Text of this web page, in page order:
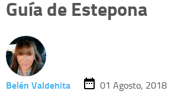
Guía de Estepona
Belén Valdehita
01 Agosto, 2018